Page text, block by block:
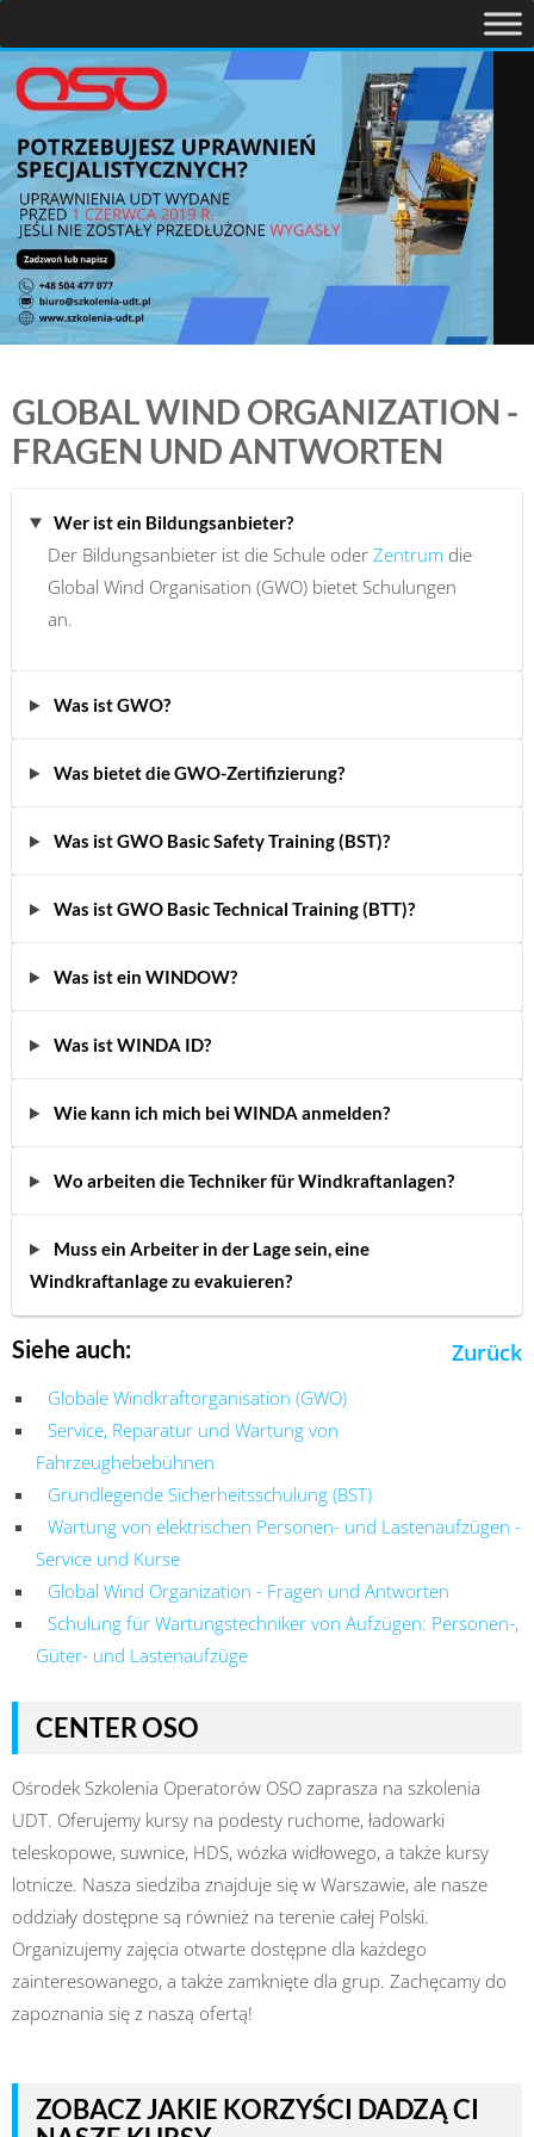
GLOBAL WIND ORGANIZATION -
FRAGEN UND ANTWORTEN
Wer ist ein Bildungsanbieter?
Der Bildungsanbieter ist die Schule oder Zentrum die
Global Wind Organisation (GWO) bietet Schulungen
an.
Was ist GWO?
Was bietet die GWO-Zertifizierung?
Was ist GWO Basic Safety Training (BST)?
Was ist GWO Basic Technical Training (BTT)?
Was ist ein WINDOW?
Was ist WINDA ID?
Wie kann ich mich bei WINDA anmelden?
Wo arbeiten die Techniker für Windkraftanlagen?
Muss ein Arbeiter in der Lage sein, eine
Windkraftanlage zu evakuieren?
Zurück
Siehe auch:
Globale Windkraftorganisation (GWO)
Service, Reparatur und Wartung von
Fahrzeughebebühnen
Grundlegende Sicherheitsschulung (BST)
Wartung von elektrischen Personen- und Lastenaufzügen -
Service und Kurse
Global Wind Organization - Fragen und Antworten
Schulung für Wartungstechniker von Aufzügen: Personen-,
Güter- und Lastenaufzüge
CENTER OSO
Ośrodek Szkolenia Operatorów OSO zaprasza na szkolenia
UDT. Oferujemy kursy na podesty ruchome, ładowarki
teleskopowe, suwnice, HDS, wózka widłowego, a także kursy
lotnicze. Nasza siedziba znajduje się w Warszawie, ale nasze
oddziały dostępne są również na terenie całej Polski.
Organizujemy zajęcia otwarte dostępne dla każdego
zainteresowanego, a także zamknięte dla grup. Zachęcamy do
zapoznania się z naszą ofertą!
ZOBACZ JAKIE KORZYŚCI DADZĄ CI